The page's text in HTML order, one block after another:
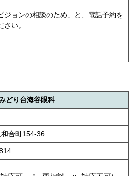
ジョンの相談のため」と、電話予約を
さい。
どり台海谷眼科
合町154-36